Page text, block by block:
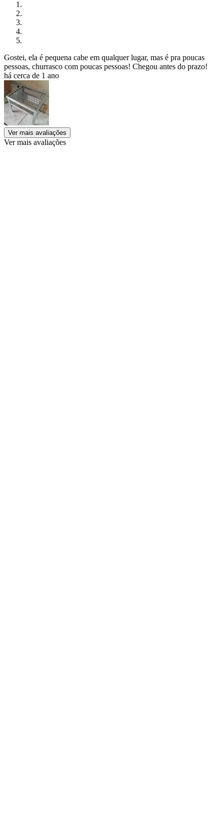
Gostei, ela é pequena cabe em qualquer lugar, mas é pra poucas
pessoas, churrasco com poucas pessoas! Chegou antes do prazo!
há cerca de 1 ano
Ver mais avaliações
Ver mais avaliações